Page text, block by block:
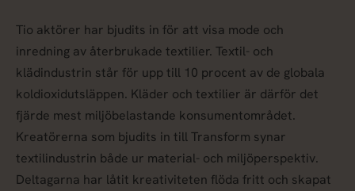
Tio aktörer har bjudits in för att visa mode och
inredning av återbrukade textilier. Textil- och
klädindustrin står för upp till 10 procent av de globala
koldioxidutsläppen. Kläder och textilier är därför det
fjärde mest miljöbelastande konsumentområdet.
Kreatörerna som bjudits in till Transform synar
textilindustrin både ur material- och miljöperspektiv.
Deltagarna har låtit kreativiteten flöda fritt och skapat